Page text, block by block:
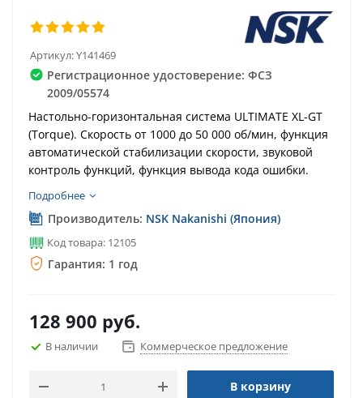
Артикул:Y141469
Регистрационное удостоверение: ФСЗ
2009/05574
Настольно-горизонтальная система ULTIMATE XL-GT
(Torque). Скорость от 1000 до 50 000 об/мин, функция
автоматической стабилизации скорости, звуковой
контроль функций, функция вывода кода ошибки.
Подробнее
Производитель: NSK Nakanishi (Япония)
Код товара: 12105
Гарантия: 1 год
128 900 руб.
В наличии Коммерческое предложение
В корзину